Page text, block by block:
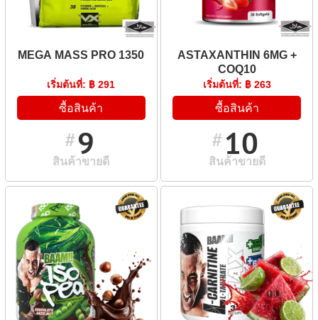
MEGA MASS PRO 1350
เริ่มต้นที่: ฿ 291
ซื้อสินค้า
#9
สินค้าขายดี
ASTAXANTHIN 6MG +
COQ10
เริ่มต้นที่: ฿ 263
ซื้อสินค้า
#10
สินค้าขายดี